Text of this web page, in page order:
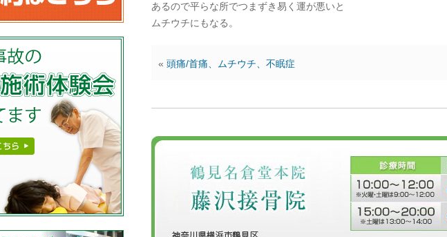
あるので平らな所でつまずき易く運が悪いと
ムチウチにもなる。
« 頭痛/首痛、ムチウチ、不眠症